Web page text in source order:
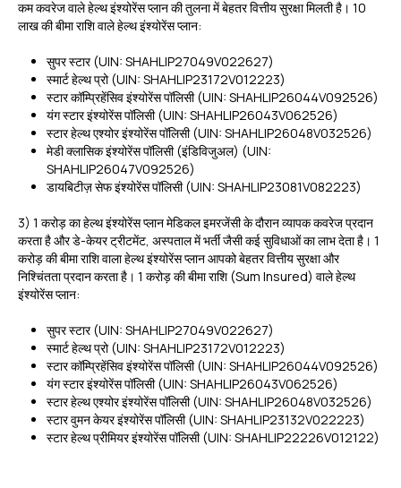
कम कवरेज वाले हेल्थ इंश्योरेंस प्लान की तुलना में बेहतर वित्तीय सुरक्षा मिलती है। ₹10
लाख की बीमा राशि वाले हेल्थ इंश्योरेंस प्लान:
सुपर स्टार (UIN: SHAHLIP27049V022627)
स्मार्ट हेल्थ प्रो (UIN: SHAHLIP23172V012223)
स्टार कॉम्प्रिहेंसिव इंश्योरेंस पॉलिसी (UIN: SHAHLIP26044V092526)
यंग स्टार इंश्योरेंस पॉलिसी (UIN: SHAHLIP26043V062526)
स्टार हेल्थ एश्योर इंश्योरेंस पॉलिसी (UIN: SHAHLIP26048V032526)
मेडी क्लासिक इंश्योरेंस पॉलिसी (इंडिविजुअल) (UIN:
SHAHLIP26047V092526)
डायबिटीज़ सेफ इंश्योरेंस पॉलिसी (UIN: SHAHLIP23081V082223)
3) ₹1 करोड़ का हेल्थ इंश्योरेंस प्लान मेडिकल इमरजेंसी के दौरान व्यापक कवरेज प्रदान
करता है और डे-केयर ट्रीटमेंट, अस्पताल में भर्ती जैसी कई सुविधाओं का लाभ देता है। ₹1
करोड़ की बीमा राशि वाला हेल्थ इंश्योरेंस प्लान आपको बेहतर वित्तीय सुरक्षा और
निश्चिंतता प्रदान करता है। ₹1 करोड़ की बीमा राशि (Sum Insured) वाले हेल्थ
इंश्योरेंस प्लान:
सुपर स्टार (UIN: SHAHLIP27049V022627)
स्मार्ट हेल्थ प्रो (UIN: SHAHLIP23172V012223)
स्टार कॉम्प्रिहेंसिव इंश्योरेंस पॉलिसी (UIN: SHAHLIP26044V092526)
यंग स्टार इंश्योरेंस पॉलिसी (UIN: SHAHLIP26043V062526)
स्टार हेल्थ एश्योर इंश्योरेंस पॉलिसी (UIN: SHAHLIP26048V032526)
स्टार वुमन केयर इंश्योरेंस पॉलिसी (UIN: SHAHLIP23132V022223)
स्टार हेल्थ प्रीमियर इंश्योरेंस पॉलिसी (UIN: SHAHLIP22226V012122)